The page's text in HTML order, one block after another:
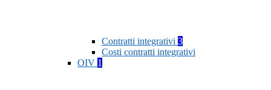
Contratti integrativi 3
Costi contratti integrativi
OIV 1